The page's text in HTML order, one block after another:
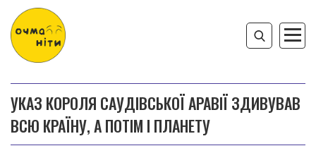
УКАЗ КОРОЛЯ САУДІВСЬКОЇ АРАВІЇ ЗДИВУВАВ
ВСЮ КРАЇНУ, А ПОТІМ І ПЛАНЕТУ